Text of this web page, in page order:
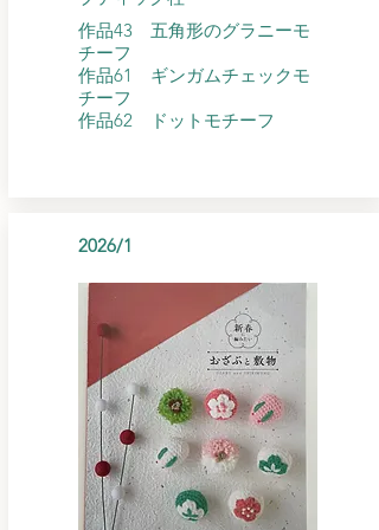
作品43 五角形のグラニーモ
チーフ
作品61 ギンガムチェックモ
チーフ
​作品62 ドットモチーフ
2026/1